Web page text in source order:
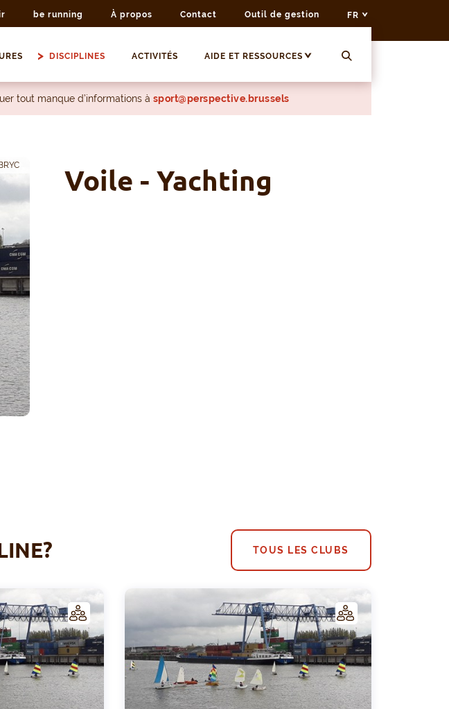
be running À propos Contact Outil de gestion FR
DISCIPLINES ACTIVITÉS AIDE ET RESSOURCES
tout manque d’informations à sport@perspective.brussels
Voile - Yachting
TOUS LES CLUBS
C
LUB
C
LUB